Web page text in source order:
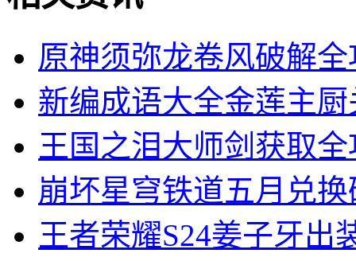
原神须弥龙卷风破解全
新编成语大全金莲主
王国之泪大师剑获取
崩坏星穹铁道五月兑
王者荣耀S24姜子牙出